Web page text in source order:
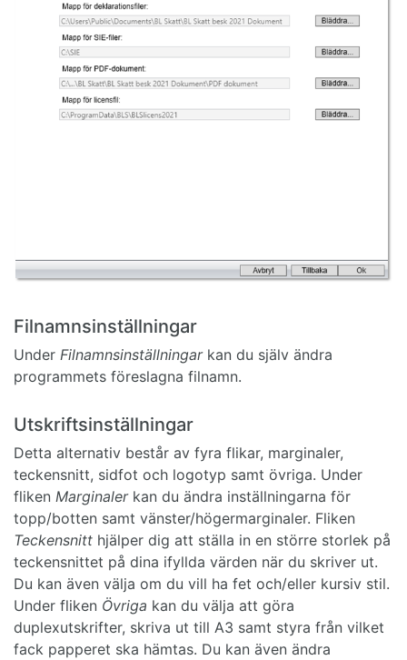
Filnamnsinställningar
Under Filnamnsinställningarkan du själv ändra
programmets föreslagna filnamn.
Utskriftsinställningar
Detta alternativ består av fyra flikar, marginaler,
teckensnitt, sidfot och logotyp samt övriga. Under
fliken Marginalerkan du ändra inställningarna för
topp/botten samt vänster/högermarginaler. Fliken
Teckensnitt hjälper dig att ställa in en större storlek på
teckensnittet på dina ifyllda värden när du skriver ut.
Du kan även välja om du vill ha fet och/eller kursiv stil.
Under fliken Övriga kan du välja att göra
duplexutskrifter, skriva ut till A3 samt styra från vilket
fack papperet ska hämtas. Du kan även ändra